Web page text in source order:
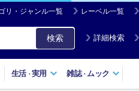
リ・ジャンル一覧 レーベル一覧
検索 詳細検索
生活・実用 雑誌・ ムック